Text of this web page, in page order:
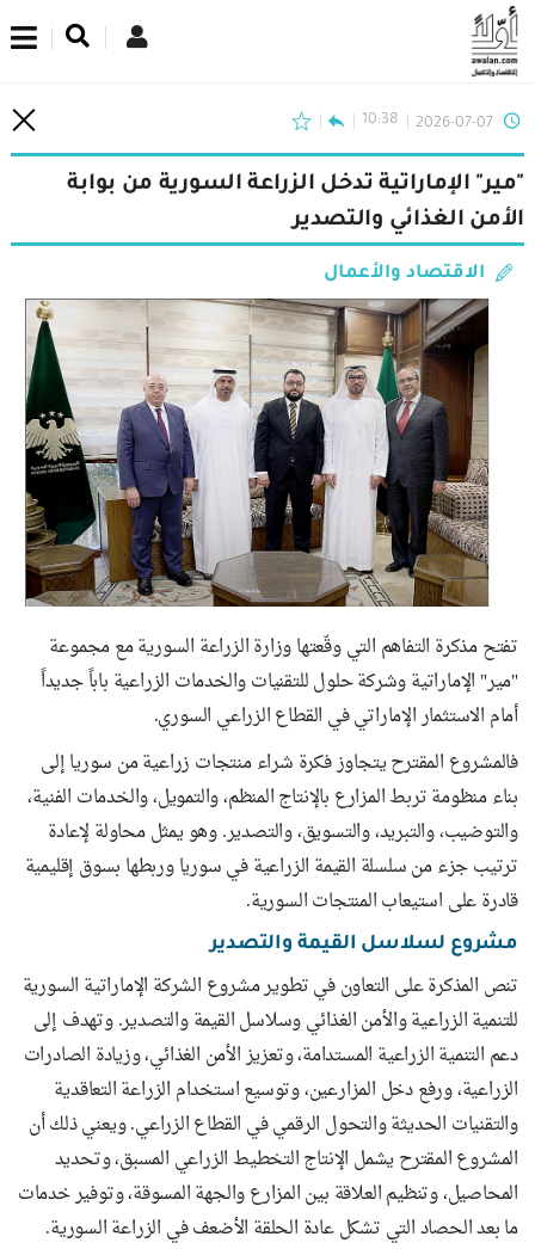
2026-07-07
10:38
"مير" الإماراتية تدخل الزراعة السورية من بوابة
الأمن الغذائي والتصدير
الاقتصاد والأعمال
تفتح مذكرة التفاهم التي وقّعتها وزارة الزراعة السورية مع مجموعة
"مير" الإماراتية وشركة حلول للتقنيات والخدمات الزراعية باباً جديداً
أمام الاستثمار الإماراتي في القطاع الزراعي السوري.
فالمشروع المقترح يتجاوز فكرة شراء منتجات زراعية من سوريا إلى
بناء منظومة تربط المزارع بالإنتاج المنظم، والتمويل، والخدمات الفنية،
والتوضيب، والتبريد، والتسويق، والتصدير. وهو يمثل محاولة لإعادة
ترتيب جزء من سلسلة القيمة الزراعية في سوريا وربطها بسوق إقليمية
قادرة على استيعاب المنتجات السورية.
مشروع لسلاسل القيمة والتصدير
تنص المذكرة على التعاون في تطوير مشروع الشركة الإماراتية السورية
للتنمية الزراعية والأمن الغذائي وسلاسل القيمة والتصدير. وتهدف إلى
دعم التنمية الزراعية المستدامة، وتعزيز الأمن الغذائي، وزيادة الصادرات
الزراعية، ورفع دخل المزارعين، وتوسيع استخدام الزراعة التعاقدية
والتقنيات الحديثة والتحول الرقمي في القطاع الزراعي. ويعني ذلك أن
المشروع المقترح يشمل الإنتاج التخطيط الزراعي المسبق، وتحديد
المحاصيل، وتنظيم العلاقة بين المزارع والجهة المسوقة، وتوفير خدمات
ما بعد الحصاد التي تشكل عادة الحلقة الأضعف في الزراعة السورية.
اشترك في نشرتنا الإخبارية